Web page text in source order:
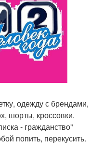
одежду с брендами,
шорты, кроссовки.
- гражданство"
попить, перекусить.